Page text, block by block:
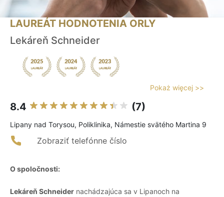
LAUREÁT HODNOTENIA ORLY
Lekáreň Schneider
Pokaż więcej >>
8.4 (7)
Lipany nad Torysou, Poliklinika, Námestie svätého Martina 9
Zobraziť telefónne číslo
O spoločnosti:
Lekáreň Schneider nachádzajúca sa v Lipanoch na